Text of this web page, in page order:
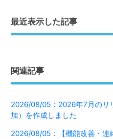
最近表示した記事
関連記事
2026/08/05：2026年7月のリ
加）を作成しました
2026/08/05：【機能改善・連